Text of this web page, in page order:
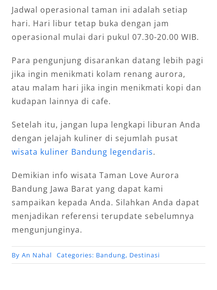
Jadwal operasional taman ini adalah setiap
hari. Hari libur tetap buka dengan jam
operasional mulai dari pukul 07.30-20.00 WIB.
Para pengunjung disarankan datang lebih pagi
jika ingin menikmati kolam renang aurora,
atau malam hari jika ingin menikmati kopi dan
kudapan lainnya di cafe.
Setelah itu, jangan lupa lengkapi liburan Anda
dengan jelajah kuliner di sejumlah pusat
wisata kuliner Bandung legendaris.
Demikian info wisata Taman Love Aurora
Bandung Jawa Barat yang dapat kami
sampaikan kepada Anda. Silahkan Anda dapat
menjadikan referensi terupdate sebelumnya
mengunjunginya.
By An Nahal Categories: Bandung, Destinasi